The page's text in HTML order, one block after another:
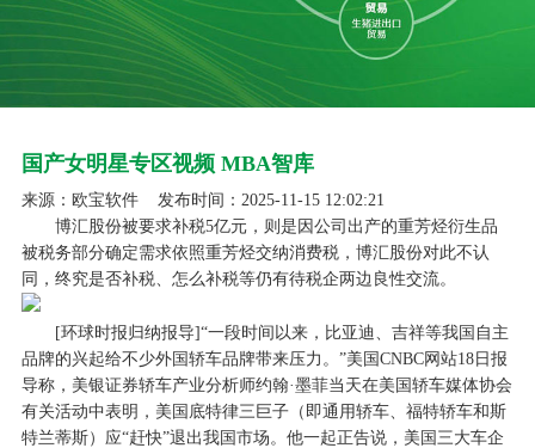
国产女明星专区视频 MBA智库
来源： 欧宝软件发布时间：2025-11-15 12:02:21
博汇股份被要求补税5亿元，则是因公司出产的重芳烃衍生品
被税务部分确定需求依照重芳烃交纳消费税，博汇股份对此不认
同，终究是否补税、怎么补税等仍有待税企两边良性交流。
[环球时报归纳报导]“一段时间以来，比亚迪、吉祥等我国自主
品牌的兴起给不少外国轿车品牌带来压力。”美国CNBC网站18日报
导称，美银证券轿车产业分析师约翰·墨菲当天在美国轿车媒体协会
有关活动中表明，美国底特律三巨子（即通用轿车、福特轿车和斯
特兰蒂斯）应“赶快”退出我国市场。他一起正告说，美国三大车企